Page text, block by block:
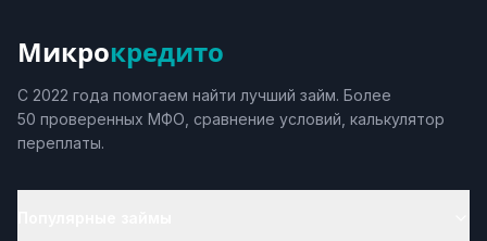
Микрокредито
С 2022 года помогаем найти лучший займ. Более
50 проверенных МФО, сравнение условий, калькулятор
переплаты.